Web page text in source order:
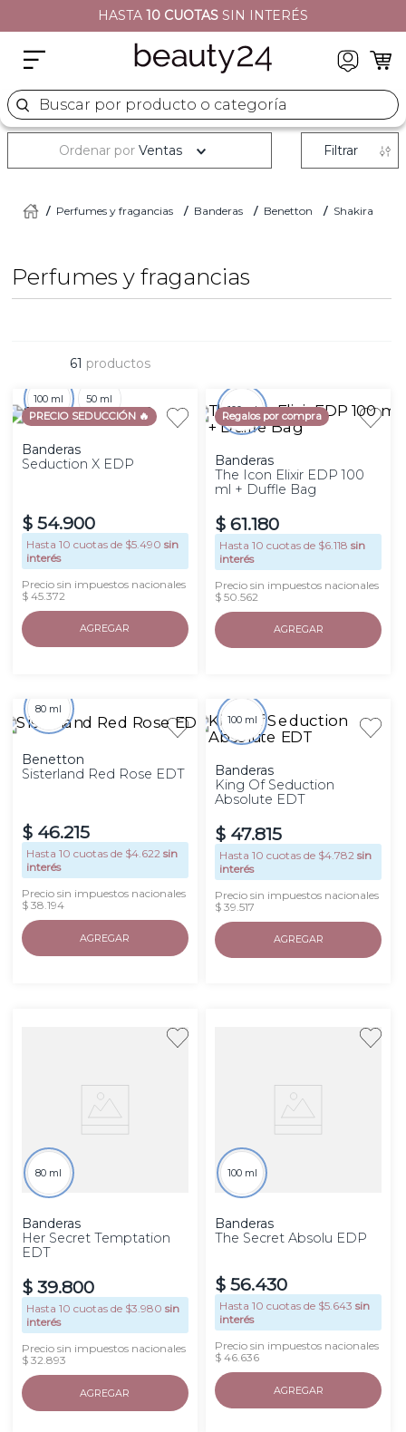
HASTA 10 CUOTAS SIN INTERÉS
Buscar por producto o categoría
Perfumes y fragancias Banderas Benetton Shakira
Perfumes y fragancias
Ordenar por Ventas Filtrar
61 productos
PRECIO SEDUCCIÓN 🔥
100 ml 50 ml
Banderas
Seduction X EDP
$ 54.900
Hasta 10 cuotas de $5.490 sin
interés
Precio sin impuestos nacionales
$ 45.372
AGREGAR
Regalos por compra
100 ml
Banderas
The Icon Elixir EDP 100
ml + Duffle Bag
$ 61.180
Hasta10 cuotas de $6.118 sin
interés
Precio sin impuestos nacionales
$ 50.562
AGREGAR
80 ml
Benetton
Sisterland Red Rose EDT
$ 46.215
Hasta 10 cuotas de $4.622 sin
interés
Precio sin impuestos nacionales
$ 38.194
AGREGAR
100 ml
Banderas
King Of Seduction
Absolute EDT
$ 47.815
Hasta10 cuotas de $4.782 sin
interés
Precio sin impuestos nacionales
$ 39.517
AGREGAR
80 ml
Banderas
Her Secret Temptation
EDT
$ 39.800
Hasta 10 cuotas de $3.980 sin
interés
Precio sin impuestos nacionales
$ 32.893
AGREGAR
100 ml
Banderas
The Secret Absolu EDP
$ 56.430
Hasta10 cuotas de $5.643 sin
interés
Precio sin impuestos nacionales
$ 46.636
AGREGAR
naj oleari
5. versace